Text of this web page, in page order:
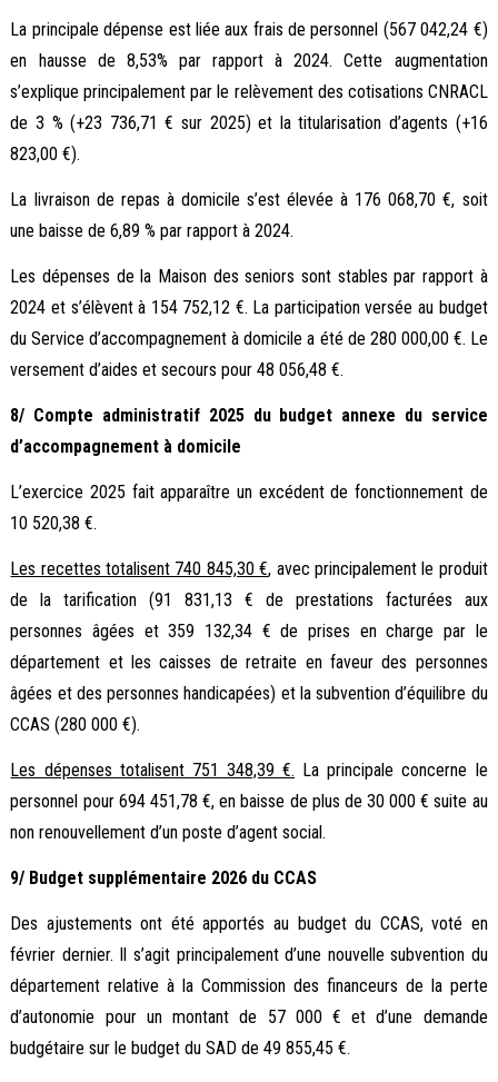
La principale dépense est liée aux frais de personnel (567 042,24 €)
en hausse de 8,53% par rapport à 2024. Cette augmentation
s’explique principalement par le relèvement des cotisations CNRACL
de 3 % (+23 736,71 € sur 2025) et la titularisation d’agents (+16
823,00 €).
La livraison de repas à domicile s’est élevée à 176 068,70 €, soit
une baisse de 6,89 % par rapport à 2024.
Les dépenses de la Maison des seniors sont stables par rapport à
2024 et s’élèvent à 154 752,12 €. La participation versée au budget
du Service d’accompagnement à domicile a été de 280 000,00 €. Le
versement d’aides et secours pour 48 056,48 €.
8/ Compte administratif 2025 du budget annexe du service
d’accompagnement à domicile
L’exercice 2025 fait apparaître un excédent de fonctionnement de
10 520,38 €.
Les recettes totalisent 740 845,30 €, avec principalement le produit
de la tarification (91 831,13 € de prestations facturées aux
personnes âgées et 359 132,34 € de prises en charge par le
département et les caisses de retraite en faveur des personnes
âgées et des personnes handicapées) et la subvention d’équilibre du
CCAS (280 000 €).
Les dépenses totalisent 751 348,39 €. La principale concerne le
personnel pour 694 451,78 €, en baisse de plus de 30 000 € suite au
non renouvellement d’un poste d’agent social.
9/ Budget supplémentaire 2026 du CCAS
Des ajustements ont été apportés au budget du CCAS, voté en
février dernier. Il s’agit principalement d’une nouvelle subvention du
département relative à la Commission des financeurs de la perte
d’autonomie pour un montant de 57 000 € et d’une demande
budgétaire sur le budget du SAD de 49 855,45 €.